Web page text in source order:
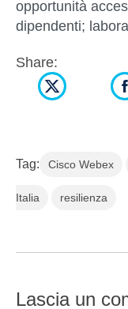
opportunità
dipendenti;
Share:
Tag: Cisco Webex
Italia resilienza
Lascia un